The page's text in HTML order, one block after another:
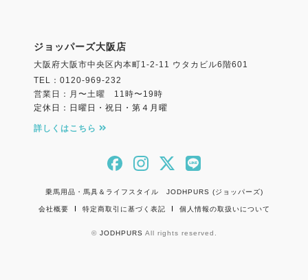
ジョッパーズ大阪店
大阪府大阪市中央区内本町1-2-11 ウタカビル6階601
TEL：0120-969-232
営業日：月〜土曜 11時〜19時
定休日：日曜日・祝日・第４月曜
詳しくはこちら
乗馬用品・馬具＆ライフスタイル JODHPURS (ジョッパーズ)
会社概要 特定商取引に基づく表記 個人情報の取扱いについて
© JODHPURS All rights reserved.